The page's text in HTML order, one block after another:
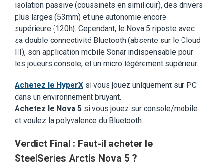
isolation passive (coussinets en similicuir), des drivers
plus larges (53mm) et une autonomie encore
supérieure (120h). Cependant, le Nova 5 riposte avec
sa double connectivité Bluetooth (absente sur le Cloud
III), son application mobile Sonar indispensable pour
les joueurs console, et un micro légèrement supérieur.
Achetez le HyperX si vous jouez uniquement sur PC
dans un environnement bruyant.
Achetez le Nova 5 si vous jouez sur console/mobile
et voulez la polyvalence du Bluetooth.
Verdict Final : Faut-il acheter le
SteelSeries Arctis Nova 5 ?